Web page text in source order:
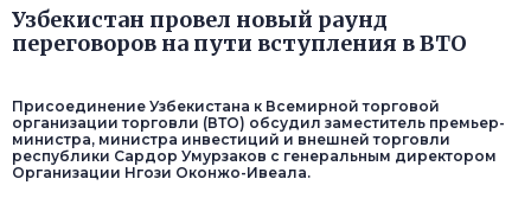
Узбекистан провел новый раунд
переговоров на пути вступления в ВТО
Присоединение Узбекистана к Всемирной торговой
организации торговли (ВТО) обсудил заместитель премьер-
министра, министра инвестиций и внешней торговли
республики Сардор Умурзаков с генеральным директором
Организации Нгози Оконжо-Ивеала.